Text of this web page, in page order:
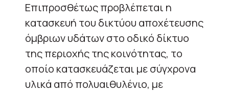
Επιπροσθέτως προβλέπεται η
κατασκευή του δικτύου αποχέτευσης
όμβριων υδάτων στο οδικό δίκτυο
της περιοχής της κοινότητας, το
οποίο κατασκευάζεται με σύγχρονα
υλικά από πολυαιθυλένιο, με